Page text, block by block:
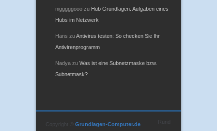
nigggggooo zu Hub Grundlagen: Aufgaben eines
Hubs im Netzwerk
Hans zuAntivirus testen: So checken Sie Ihr
Antivirenprogramm
Nadya zu Was ist eine Subnetzmaske bzw.
Subnetmask?
Copyright © Grundlagen-Computer.de
Rund